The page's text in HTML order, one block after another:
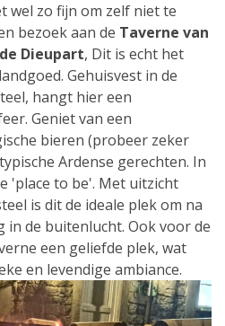
wel zo fijn om zelf niet te
bezoek aan de Taverne van
Dieupart, Dit is echt het
Gehuisvest in de
hangt hier een
Geniet van een
bieren (probeer zeker
Ardense gerechten. In
'place to be'. Met uitzicht
is dit de ideale plek om na
in de buitenlucht. Ook voor de
een geliefde plek, wat
en levendige ambiance.